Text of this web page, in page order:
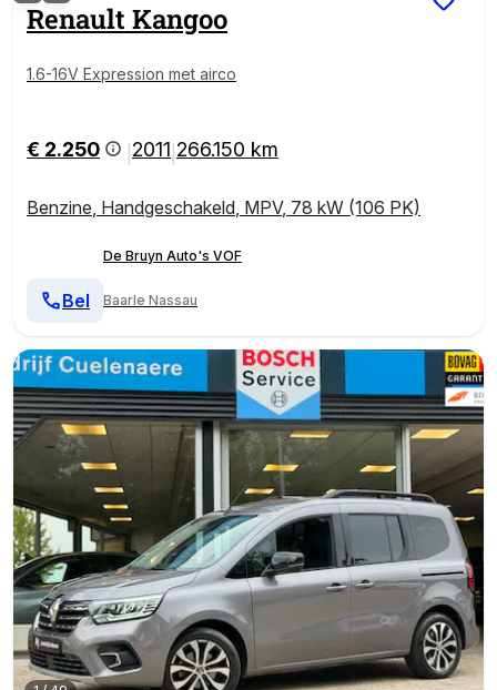
Renault Kangoo
1.6-16V Expression met airco
€ 2.250 2011 266.150 km
Benzine, Handgeschakeld, MPV, 78 kW (106 PK)
De Bruyn Auto's VOF
Baarle Nassau
Bel